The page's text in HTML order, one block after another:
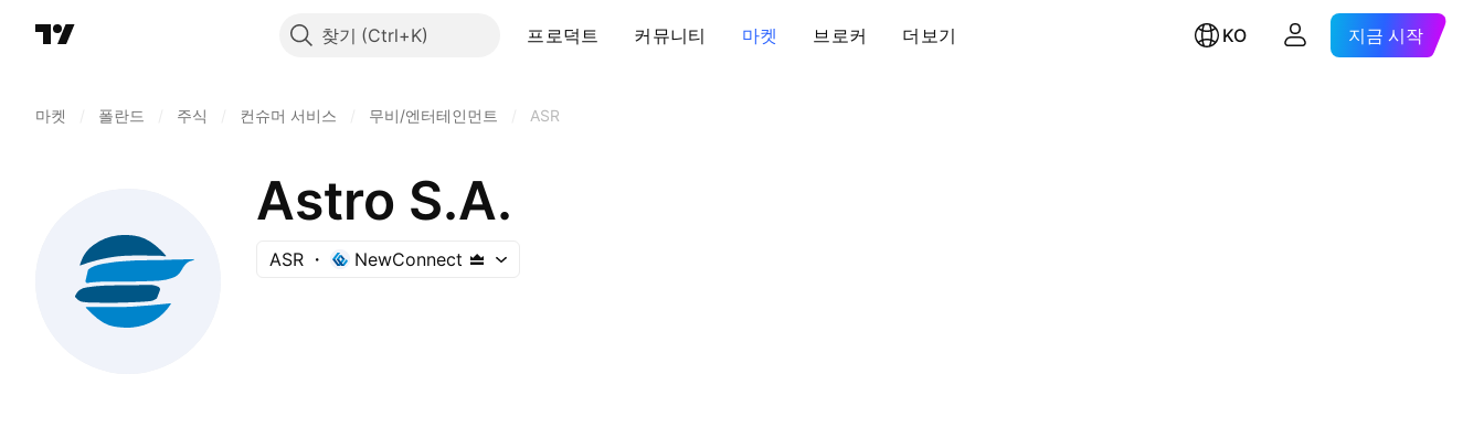
찾기 프로덕트 커뮤니티 마켓 브로커 더보기 KO 지금 시작
마켓 폴란드 주식 컨슈머 서비스 무비/엔터테인먼트 ASR
Astro S.A.
ASR NewConnect